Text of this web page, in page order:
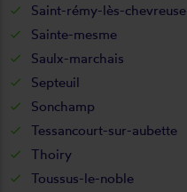
Saint-rémy-lès-chevreuse
Sainte-mesme
Saulx-marchais
Septeuil
Sonchamp
Tessancourt-sur-aubette
Thoiry
Toussus-le-noble